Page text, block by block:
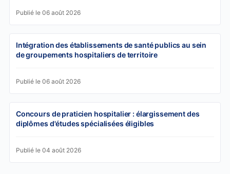
Publié le 06 août 2026
Intégration des établissements de santé publics au sein
de groupements hospitaliers de territoire
Publié le 06 août 2026
Concours de praticien hospitalier : élargissement des
diplômes d'études spécialisées éligibles
Publié le 04 août 2026